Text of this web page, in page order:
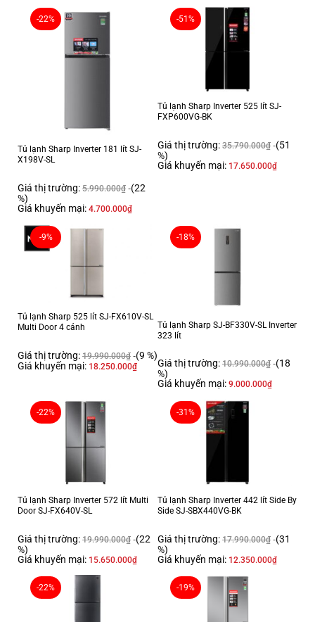
-22%
Tủ lạnh Sharp Inverter 181 lít SJ-
X198V-SL
Giá thị trường: 5.990.000₫ (22
%)
Giá khuyến mại: 4.700.000₫
-51%
Tủ lạnh Sharp Inverter 525 lít SJ-
FXP600VG-BK
Giá thị trường: 35.790.000₫ (51
%)
Giá khuyến mại: 17.650.000₫
-9%
Tủ lạnh Sharp 525 lít SJ-FX610V-SL
Multi Door 4 cánh
Giá thị trường: 19.990.000₫ (9 %)
Giá khuyến mại: 18.250.000₫
-18%
Tủ lạnh Sharp SJ-BF330V-SL Inverter
323 lít
Giá thị trường: 10.990.000₫ (18
%)
Giá khuyến mại: 9.000.000₫
-22%
Tủ lạnh Sharp Inverter 572 lít Multi
Door SJ-FX640V-SL
Giá thị trường: 19.990.000₫ (22
%)
Giá khuyến mại: 15.650.000₫
-31%
Tủ lạnh Sharp Inverter 442 lít Side By
Side SJ-SBX440VG-BK
Giá thị trường: 17.990.000₫ (31
%)
Giá khuyến mại: 12.350.000₫
-22% -19%